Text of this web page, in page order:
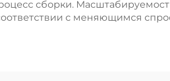
сборки.
с меняющимся